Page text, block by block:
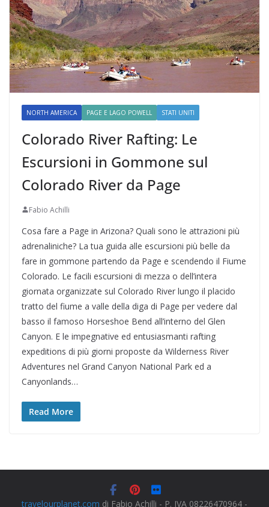
NORTH AMERICA PAGE E LAGO POWELL STATI UNITI
Colorado River Rafting: Le
Escursioni in Gommone sul
Colorado River da Page
Fabio Achilli
Cosa fare a Page in Arizona? Quali sono le attrazioni più
adrenaliniche? La tua guida alle escursioni più belle da
fare in gommone partendo da Page e scendendo il Fiume
Colorado. Le facili escursioni di mezza o dell’intera
giornata organizzate sul Colorado River lungo il placido
tratto del fiume a valle della diga di Page per vedere dal
basso il famoso Horseshoe Bend all’interno del Glen
Canyon. E le impegnative ed entusiasmanti rafting
expeditions di più giorni proposte da Wilderness River
Adventures nel Grand Canyon National Park ed a
Canyonlands…
Read More
travelourplanet.com di Fabio Achilli - P. IVA 08226470964 -